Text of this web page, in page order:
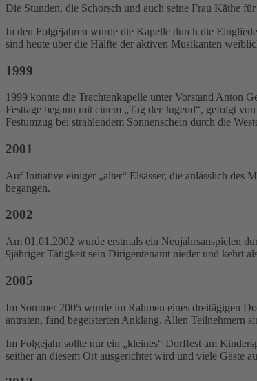
Die Stunden, die Schorsch und auch seine Frau Käthe
In den Folgejahren wurde die Kapelle durch die
sind heute über die Hälfte der aktiven Musikanten
1999
1999 konnte die Trachtenkapelle unter Vorstand Anton
Festtage begann mit einem „Tag der Jugend“, gefolgt
Festumzug bei strahlendem Sonnenschein durch die
2001
Auf Initiative einiger „alter“ Elsässer, die anlässlich des
begangen.
2002
Am 01.01.2002 wurde erstmals ein Neujahrsanspielen
9jähriger Tätigkeit sein Dirigentenamt nieder und kehrt
2005
Im Sommer 2005 wurde im Rahmen eines dreitägigen
antraten, fand begeisterten Anklang. Allen Teilnehmern
Im Folgejahr sollte nur ein „kleines“ Dorffest am
seither an diesem Ort ausgerichtet wird und viele Gäste